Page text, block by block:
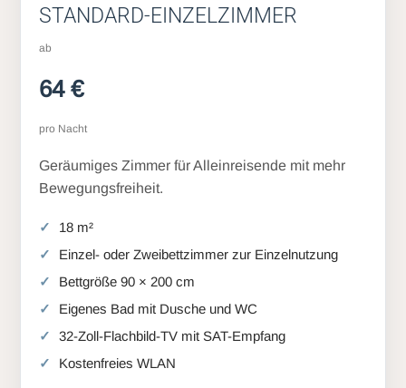
STANDARD-EINZELZIMMER
ab
64 €
pro Nacht
Geräumiges Zimmer für Alleinreisende mit mehr
Bewegungsfreiheit.
18 m²
Einzel- oder Zweibettzimmer zur Einzelnutzung
Bettgröße 90 × 200 cm
Eigenes Bad mit Dusche und WC
32-Zoll-Flachbild-TV mit SAT-Empfang
Kostenfreies WLAN